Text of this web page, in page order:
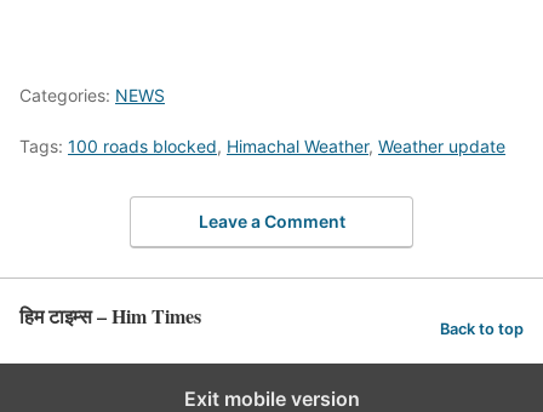
Categories: NEWS
Tags: 100 roads blocked, Himachal Weather, Weather update
Leave a Comment
हिम टाइम्स – Him Times Back to top
Exit mobile version